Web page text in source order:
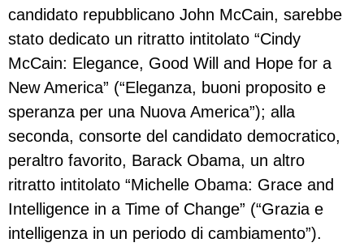
candidato repubblicano John McCain, sarebbe
stato dedicato un ritratto intitolato “Cindy
McCain: Elegance, Good Will and Hope for a
New America” (“Eleganza, buoni proposito e
speranza per una Nuova America”); alla
seconda, consorte del candidato democratico,
peraltro favorito, Barack Obama, un altro
ritratto intitolato “Michelle Obama: Grace and
Intelligence in a Time of Change” (“Grazia e
intelligenza in un periodo di cambiamento”).